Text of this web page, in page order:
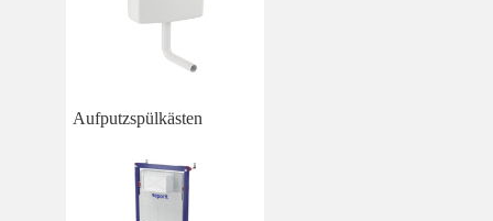
Aufputzspülkästen